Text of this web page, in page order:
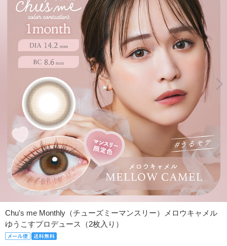
Chu's me Monthly（チューズミーマンスリー）メロウキャメル
ゆうこすプロデュース（2枚入り）